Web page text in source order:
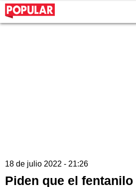
18 de julio 2022 - 21:26
Piden que el